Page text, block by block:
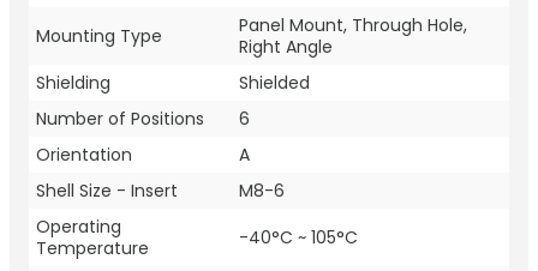
Mounting Type
Panel Mount, Through Hole,
Right Angle
Shielding
Shielded
Number of Positions
6
Orientation
A
Shell Size - Insert
M8-6
Operating
Temperature
-40°C ~ 105°C